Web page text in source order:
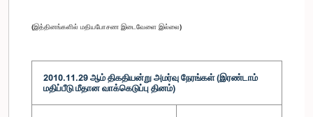
(இத்தினங்களில் மதியபோசண இடைவேளை இல்லை)
2010.11.29 ஆம் திகதியன்று அமர்வு நேரங்கள் (இரண்டாம்
மதிப்பீடு மீதான வாக்கெடுப்பு தினம்)